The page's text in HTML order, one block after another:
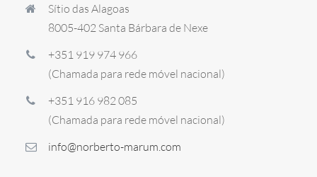
Sítio das Alagoas
8005-402 Santa Bárbara de Nexe
+351 919 974 966
(Chamada para rede móvel nacional)
+351 916 982 085
(Chamada para rede móvel nacional)
info@norberto-marum.com